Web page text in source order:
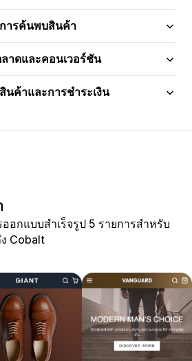
การค้นพบสินค้า
าดและคอนเวอร์ชัน
นค้าและการชำระเงิน
อกแบบสำเร็จรูป 5 รายการสำหรับ
Cobalt